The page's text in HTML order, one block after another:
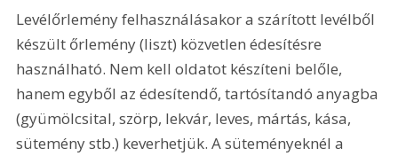
Levélőrlemény felhasználásakor a szárított levélből
készült őrlemény (liszt) közvetlen édesítésre
használható. Nem kell oldatot készíteni belőle,
hanem egyből az édesítendő, tartósítandó anyagba
(gyümölcsital, szörp, lekvár, leves, mártás, kása,
sütemény stb.) keverhetjük. A süteményeknél a